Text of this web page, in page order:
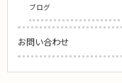
ブログ
お問い合わせ